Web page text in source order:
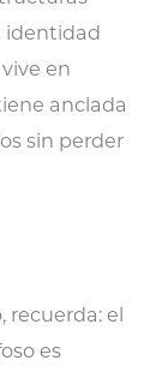
identidad
en
anclada
sin perder
recuerda: el
es